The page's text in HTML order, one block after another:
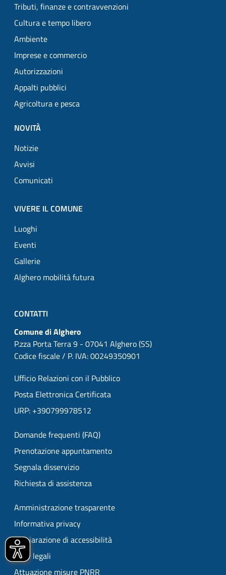
Tributi, finanze e contravvenzioni
Cultura e tempo libero
Ambiente
Imprese e commercio
Autorizzazioni
Appalti pubblici
Agricoltura e pesca
NOVITÀ
Notizie
Avvisi
Comunicati
VIVERE IL COMUNE
Luoghi
Eventi
Gallerie
Alghero mobilità futura
CONTATTI
Comune di Alghero
P.zza Porta Terra 9 - 07041 Alghero (SS)
Codice fiscale / P. IVA: 00249350901
Ufficio Relazioni con il Pubblico
Posta Elettronica Certificata
URP: +390799978512
Domande frequenti (FAQ)
Prenotazione appuntamento
Segnala disservizio
Richiesta di assistenza
Amministrazione trasparente
Informativa privacy
Dichiarazione di accessibilità
Note legali
Attuazione misure PNRR